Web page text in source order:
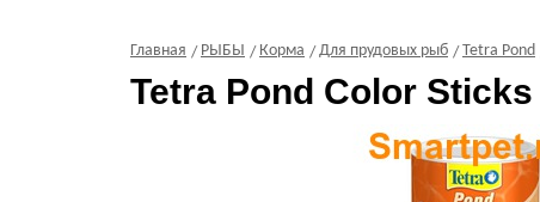
Главная РЫБЫ Корма Для прудовых рыб Tetra Pond
Tetra Pond Color